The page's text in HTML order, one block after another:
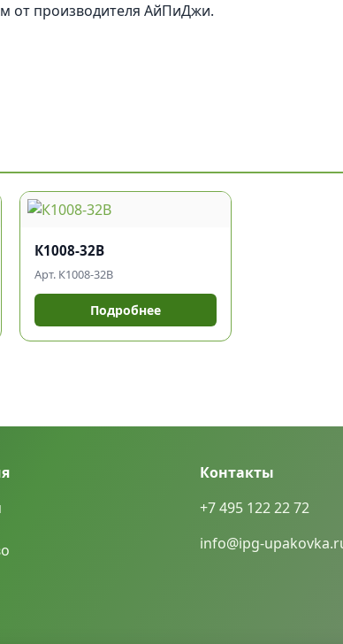
от производителя АйПиДжи.
К1008-32В
Арт. К1008-32В
Подробнее
Контакты
+7 495 122 22 72
info@ipg-